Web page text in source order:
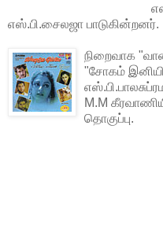
எஸ்.பி.சைலஜா பாடுகின்றனர்.
நிறைவாக
"சோகம்
M.M
தொகுப்பு.